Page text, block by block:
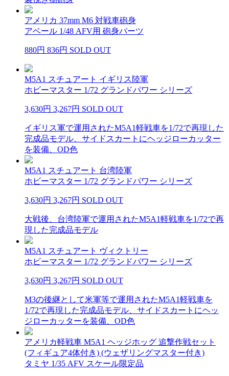
アメリカ 37mm M6 対戦車砲身
アベール 1/48 AFV用 砲身パーツ
880円 836円 SOLD OUT
M5A1 スチュアート イギリス陸軍
ホビーマスター 1/72 グランドパワー シリーズ
3,630円 3,267円 SOLD OUT
イギリス軍で運用されたM5A1軽戦車を1/72で再現した
完成品モデル、サイドスカートにヘッジローカッター
を装備、OD色
M5A1 スチュアート 台湾陸軍
ホビーマスター 1/72 グランドパワー シリーズ
3,630円 3,267円 SOLD OUT
大戦後、台湾陸軍で運用されたM5A1軽戦車を1/72で再
現した完成品モデル
M5A1 スチュアート ヴィクトリー
ホビーマスター 1/72 グランドパワー シリーズ
3,630円 3,267円 SOLD OUT
M3の後継として米軍等で運用されたM5A1軽戦車を
1/72で再現した完成品モデル、サイドスカートにヘッ
ジローカッターを装備、OD色
アメリカ軽戦車 M5A1 ヘッジホッグ 追撃作戦セット
(フィギュア4体付き) (ウェザリングマスター付き)
タミヤ 1/35 AFV スケール限定品